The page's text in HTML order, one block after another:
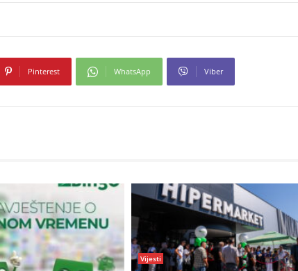
Pinterest WhatsApp Viber
Vijesti